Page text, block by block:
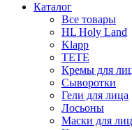
Каталог
Все товары
HL Holy Land
Klapp
TETE
Кремы для
Сыворотки
Гели для лица
Лосьоны
Маски для